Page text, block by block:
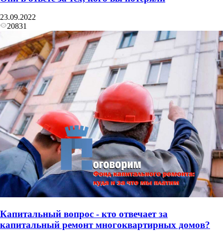
23.09.2022
20831
Капитальный вопрос - кто отвечает за
капитальный ремонт многоквартирных домов?